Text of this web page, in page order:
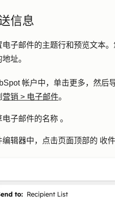
信息
电子邮件的主题行和预览文本
址。
帐户中，单击更多，然后
营销 > 电子邮件。
电子邮件的名称 。
编辑器中，点击页面顶部的 收